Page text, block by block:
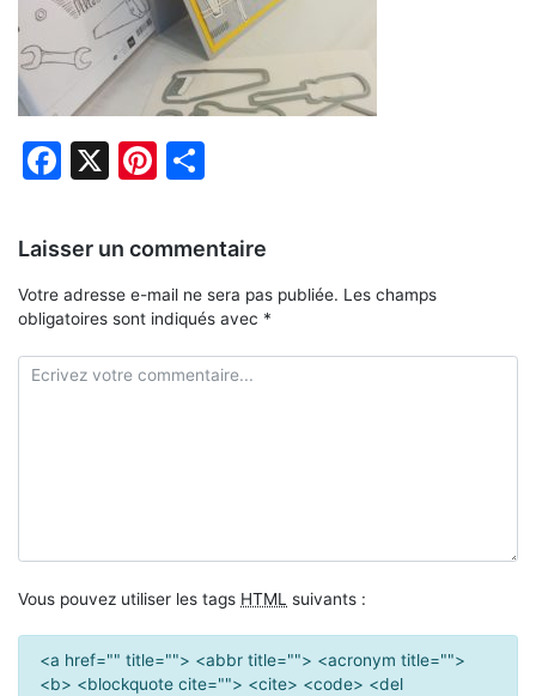
Facebook
X Pinterest
Laisser un commentaire
Votre adresse e-mail ne sera pas publiée. Les champs
obligatoires sont indiqués avec *
Vous pouvez utiliser les tags HTML suivants :
<a href="" title=""> <abbr title=""> <acronym title="">
<b> <blockquote cite=""> <cite> <code> <del